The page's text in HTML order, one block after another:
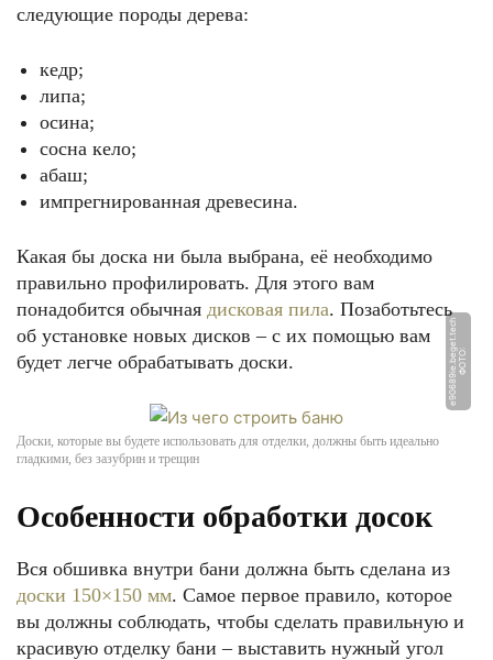
следующие породы дерева:
кедр;
липа;
осина;
сосна кело;
абаш;
импрегнированная древесина.
Какая бы доска ни была выбрана, её необходимо
правильно профилировать. Для этого вам
понадобится обычная дисковая пила. Позаботьтесь
об установке новых дисков – с их помощью вам
будет легче обрабатывать доски.
Ф
О
Т
О:
e
9
0
6
8
9i
e.
b
e
g
e
t.
t
e
c
h
Доски, которые вы будете использовать для отделки, должны быть идеально
гладкими, без зазубрин и трещин
Особенности обработки досок
Вся обшивка внутри бани должна быть сделана из
доски 150×150 мм. Самое первое правило, которое
вы должны соблюдать, чтобы сделать правильную и
красивую отделку бани – выставить нужный угол